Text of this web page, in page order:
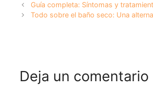
Guía completa: Síntomas y
Todo sobre el baño seco: Una
Deja un comentario